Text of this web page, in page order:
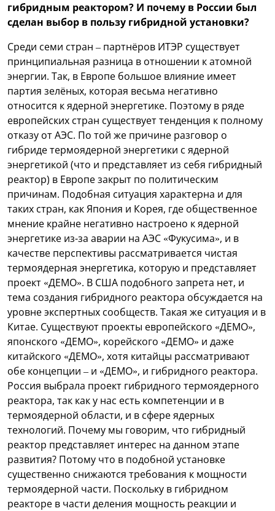
гибридным реактором? И почему в России был
сделан выбор в пользу гибридной установки?
Среди семи стран – партнёров ИТЭР существует
принципиальная разница в отношении к атомной
энергии. Так, в Европе большое влияние имеет
партия зелёных, которая весьма негативно
относится к ядерной энергетике. Поэтому в ряде
европейских стран существует тенденция к полному
отказу от АЭС. По той же причине разговор о
гибриде термоядерной энергетики с ядерной
энергетикой (что и представляет из себя гибридный
реактор) в Европе закрыт по политическим
причинам. Подобная ситуация характерна и для
таких стран, как Япония и Корея, где общественное
мнение крайне негативно настроено к ядерной
энергетике из-за аварии на АЭС «Фукусима», и в
качестве перспективы рассматривается чистая
термоядерная энергетика, которую и представляет
проект «ДЕМО». В США подобного запрета нет, и
тема создания гибридного реактора обсуждается на
уровне экспертных сообществ. Такая же ситуация и в
Китае. Существуют проекты европейского «ДЕМО»,
японского «ДЕМО», корейского «ДЕМО» и даже
китайского «ДЕМО», хотя китайцы рассматривают
обе концепции – и «ДЕМО», и гибридного реактора.
Россия выбрала проект гибридного термоядерного
реактора, так как у нас есть компетенции и в
термоядерной области, и в сфере ядерных
технологий. Почему мы говорим, что гибридный
реактор представляет интерес на данном этапе
развития? Потому что в подобной установке
существенно снижаются требования к мощности
термоядерной части. Поскольку в гибридном
реакторе в части деления мощность реакции и